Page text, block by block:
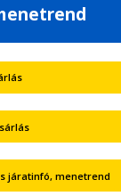
járatinfó, menetrend